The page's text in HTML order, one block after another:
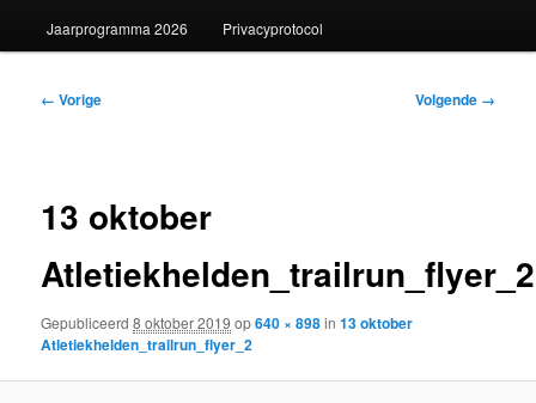
Jaarprogramma 2026 Privacyprotocol
Afbeeldingsnavigatie
← Vorige Volgende →
13 oktober
Atletiekhelden_trailrun_flyer_2
Gepubliceerd8 oktober 2019 op640 × 898in13 oktober
Atletiekhelden_trailrun_flyer_2